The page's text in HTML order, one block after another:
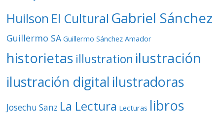
Huilson El Cultural Gabriel Sánchez
Guillermo SA Guillermo Sánchez Amador
historietas illustration ilustración
ilustración digital ilustradoras
Josechu Sanz La Lectura Lecturas libros